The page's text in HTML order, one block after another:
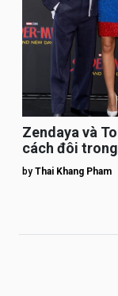
Zendaya và
cách đôi
by Thai Khang Pham